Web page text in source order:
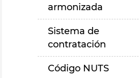
armonizada
Sistema de
contratación
Código NUTS